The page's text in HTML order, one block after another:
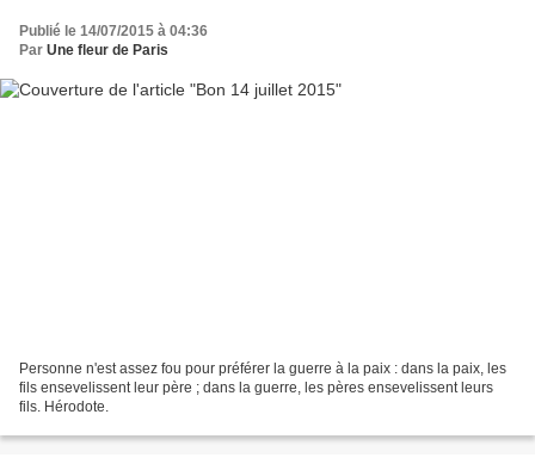
Publié le 14/07/2015 à 04:36
Par Une fleur de Paris
Personne n'est assez fou pour préférer la guerre à la paix : dans la paix, les
fils ensevelissent leur père ; dans la guerre, les pères ensevelissent leurs
fils. Hérodote.